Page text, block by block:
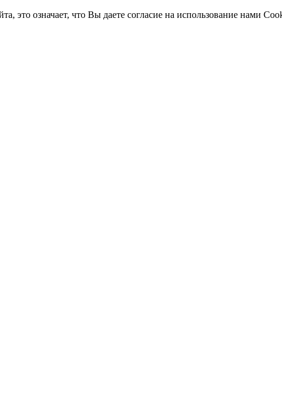
это означает, что Вы даете согласие на использование нами